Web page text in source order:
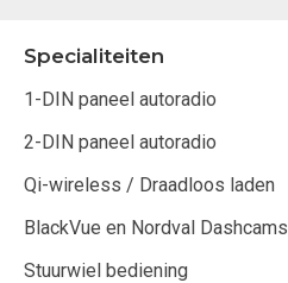
Specialiteiten
1-DIN paneel autoradio
2-DIN paneel autoradio
Qi-wireless / Draadloos laden
BlackVue en Nordval Dashcams
Stuurwiel bediening